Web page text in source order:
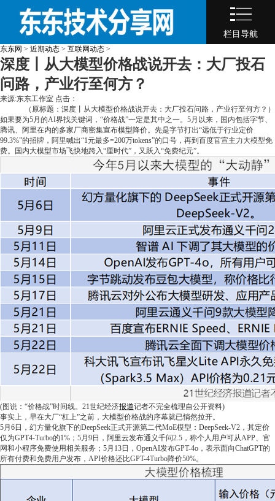
栏目导航
东东网 > 近期动态 > 互联网动态 >
深度丨从大模型价格战说开去：大厂投石
问路，产业行至何方？
来源:东东工作室 点击：
（原标题：深度丨从大模型价格战说开去：大厂投石问路，产业行至何方？）
如果要为5月的AI界找关键词，“价格战”一定是其中之一。5月以来，国内包括字节、
腾讯、阿里在内的多家厂商密集宣布模型降价。先是字节打出“远低于行业定价
99.3%”的招牌，阿里喊出“1元最多=200万tokens”的口号，再到百度官宣主力大模型免
费。国内大模型市场飞快地跨入“厘时代”，又跃入“免费纪元”。
(图说：“价格战”时间线。21世纪经济报道记者不完全梳理自公开资料)
事实上，早在大厂“杠上”之前，大模型价格战的序幕就已悄然拉开。
5月6日，幻方量化旗下的DeepSeek正式开源第二代MoE模型：DeepSeek-V2，其定价
仅为GPT4-Turbo的1%；5月9日，阿里云发布通义千问2.5，称个人用户可从APP、官
网和小程序免费使用相关服务；5月13日，OpenAI发布GPT-4o，表示面向ChatGPT的
所有付费和免费用户发布，API价格还比GPT-4Turbo降价50%。